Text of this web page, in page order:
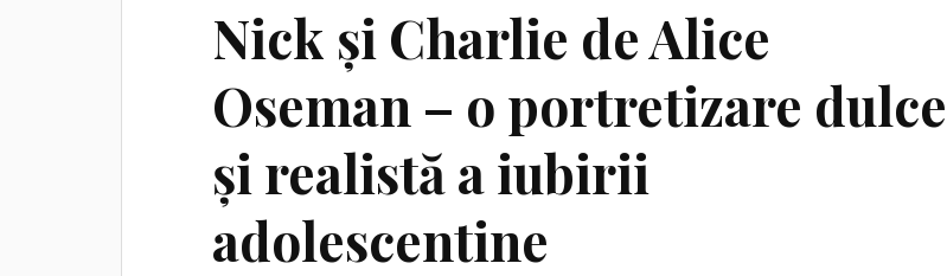
Nick și Charlie de Alice
Oseman – o portretizare dulce
și realistă a iubirii
adolescentine